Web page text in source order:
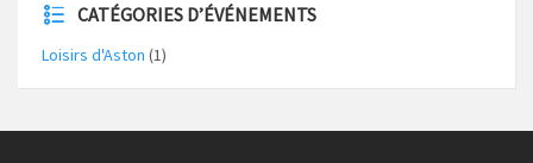
CATÉGORIES D’ÉVÉNEMENTS
Loisirs d'Aston (1)